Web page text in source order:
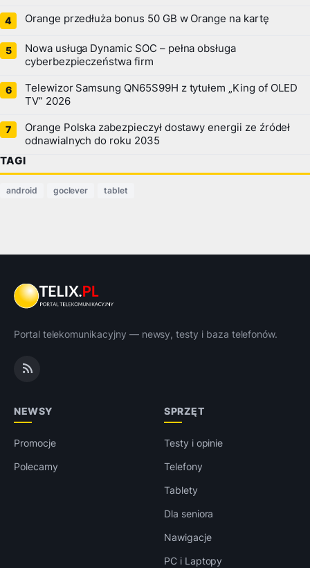
Orange przedłuża bonus 50 GB w Orange na kartę
Nowa usługa Dynamic SOC – pełna obsługa
cyberbezpieczeństwa firm
Telewizor Samsung QN65S99H z tytułem „King of OLED
TV” 2026
Orange Polska zabezpieczył dostawy energii ze źródeł
odnawialnych do roku 2035
TAGI
android goclever tablet
Portal telekomunikacyjny — newsy, testy i baza telefonów.
NEWSY
Promocje
Polecamy
SPRZĘT
Testy i opinie
Telefony
Tablety
Dla seniora
Nawigacje
PC i Laptopy